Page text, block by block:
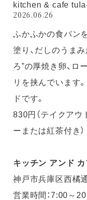
kitchen & cafe
2026.06.26
ふかふかの食パン
塗り、だしのうま
ろ”の厚焼き卵、ロ
リを挟んでいます
ドです。
830円（テイクアウ
ーまたは紅茶付き）
キッチン アンド
神戸市兵庫区西橘
営業時間：7:00～